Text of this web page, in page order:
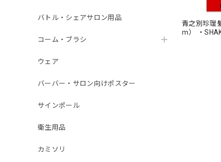
バトル・シェアサロン用品
コーム・ブラシ
ウェア
バーバー・サロン向けポスター
サインポール
衛生用品
カミソリ
青之別珍理
ｍ） ・